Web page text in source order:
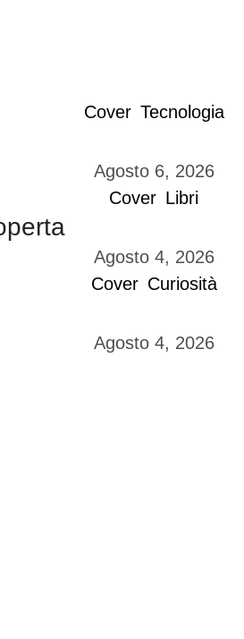
Cover Tecnologia
Agosto 6, 2026
Cover Libri
Agosto 4, 2026
Cover Curiosità
Agosto 4, 2026